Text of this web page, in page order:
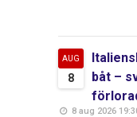
AUG
8
båt –
8 aug 2026